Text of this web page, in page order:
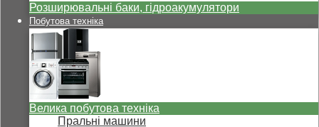
Розширювальні баки, гідроакумулятори
Побутова техніка
Велика побутова техніка
Пральні машини